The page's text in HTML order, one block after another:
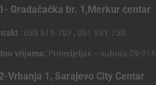
Gradačačka br. 1,Merkur centar
: 033 615-707 , 061 931-750
vrijeme: Ponedjeljak – subota 09-21h
Vrbanja 1, Sarajevo City Centar